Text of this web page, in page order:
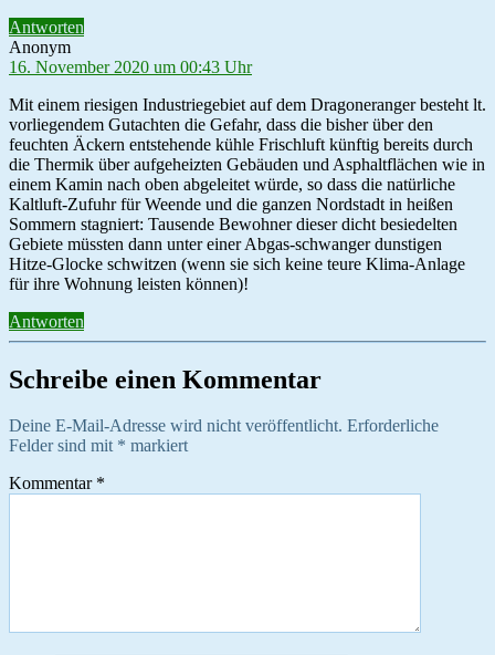
Antworten
Anonymsagt:
16. November 2020 um 00:43 Uhr
Mit einem riesigen Industriegebiet auf dem Dragoneranger besteht lt.
vorliegendem Gutachten die Gefahr, dass die bisher über den
feuchten Äckern entstehende kühle Frischluft künftig bereits durch
die Thermik über aufgeheizten Gebäuden und Asphaltflächen wie in
einem Kamin nach oben abgeleitet würde, so dass die natürliche
Kaltluft-Zufuhr für Weende und die ganzen Nordstadt in heißen
Sommern stagniert: Tausende Bewohner dieser dicht besiedelten
Gebiete müssten dann unter einer Abgas-schwanger dunstigen
Hitze-Glocke schwitzen (wenn sie sich keine teure Klima-Anlage
für ihre Wohnung leisten können)!
Antworten
Schreibe einen Kommentar
Deine E-Mail-Adresse wird nicht veröffentlicht. Erforderliche
Felder sind mit * markiert
Kommentar *